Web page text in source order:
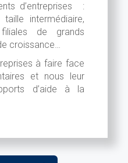
d’entreprises :
intermédiaire,
de grands
croissance…
à faire face
et nous leur
d’aide à la